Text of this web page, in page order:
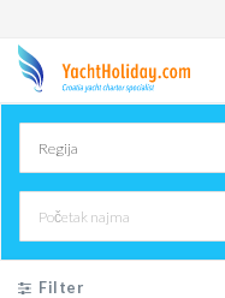
Filter